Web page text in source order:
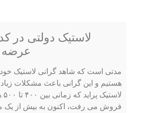
لاستیک دولتی در
مدتی است که شاهد گرانی لاستیک
هستیم و این گرانی باعث مشکلات
فروش می رفت، اکنون به بیش از یک